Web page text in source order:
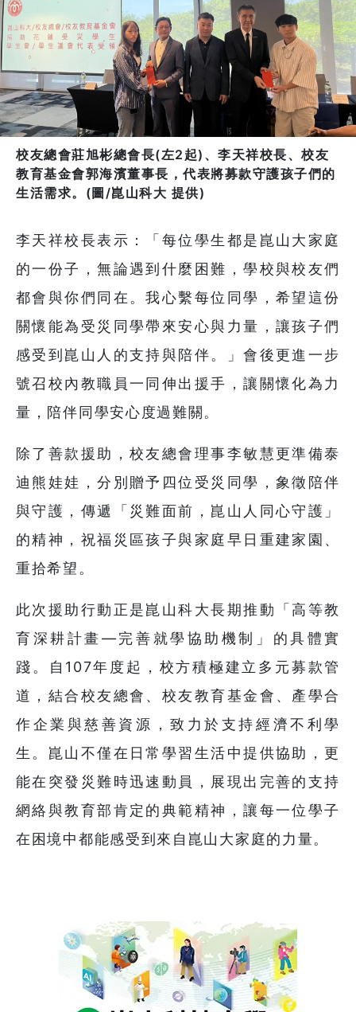
校友總會莊旭彬總會長(左2起)、李天祥校長、校友
教育基金會郭海濱董事長，代表將募款守護孩子們的
生活需求。(圖/崑山科大 提供)
李天祥校長表示：「每位學生都是崑山大家庭
的一份子，無論遇到什麼困難，學校與校友們
都會與你們同在。我心繫每位同學，希望這份
關懷能為受災同學帶來安心與力量，讓孩子們
感受到崑山人的支持與陪伴。」會後更進一步
號召校內教職員一同伸出援手，讓關懷化為力
量，陪伴同學安心度過難關。
除了善款援助，校友總會理事李敏慧更準備泰
迪熊娃娃，分別贈予四位受災同學，象徵陪伴
與守護，傳遞「災難面前，崑山人同心守護」
的精神，祝福災區孩子與家庭早日重建家園、
重拾希望。
此次援助行動正是崑山科大長期推動「高等教
育深耕計畫—完善就學協助機制」的具體實
踐。自107年度起，校方積極建立多元募款管
道，結合校友總會、校友教育基金會、產學合
作企業與慈善資源，致力於支持經濟不利學
生。崑山不僅在日常學習生活中提供協助，更
能在突發災難時迅速動員，展現出完善的支持
網絡與教育部肯定的典範精神，讓每一位學子
在困境中都能感受到來自崑山大家庭的力量。